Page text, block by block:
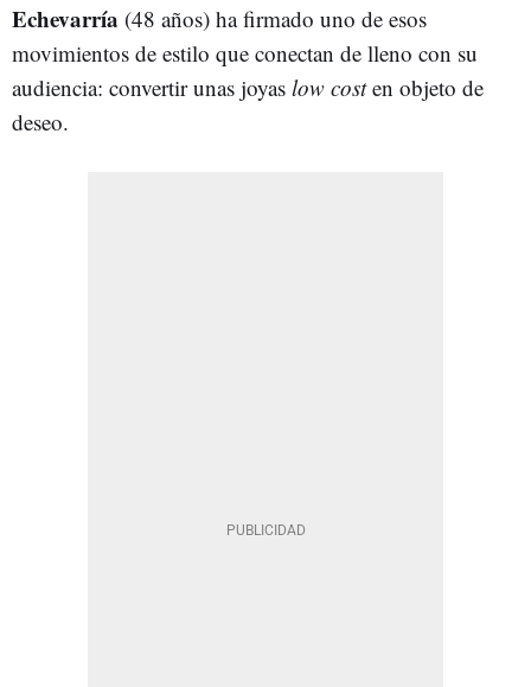
Echevarría (48 años) ha firmado uno de esos
movimientos de estilo que conectan de lleno con su
audiencia: convertir unas joyas low costen objeto de
deseo.